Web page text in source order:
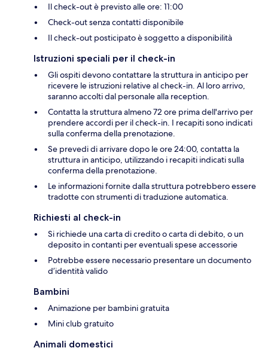
Il check-out è previsto alle ore: 11:00
Check-out senza contatti disponibile
Il check-out posticipato è soggetto a disponibilità
Istruzioni speciali per il check-in
Gli ospiti devono contattare la struttura in anticipo per
ricevere le istruzioni relative al check-in. Al loro arrivo,
saranno accolti dal personale alla reception.
Contatta la struttura almeno 72 ore prima dell'arrivo per
prendere accordi per il check-in. I recapiti sono indicati
sulla conferma della prenotazione.
Se prevedi di arrivare dopo le ore 24:00, contatta la
struttura in anticipo, utilizzando i recapiti indicati sulla
conferma della prenotazione.
Le informazioni fornite dalla struttura potrebbero essere
tradotte con strumenti di traduzione automatica.
Richiesti al check-in
Si richiede una carta di credito o carta di debito, o un
deposito in contanti per eventuali spese accessorie
Potrebbe essere necessario presentare un documento
d’identità valido
Bambini
Animazione per bambini gratuita
Mini club gratuito
Animali domestici